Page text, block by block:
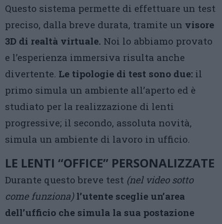
Questo sistema permette di effettuare un test
preciso, dalla breve durata, tramite un visore
3D di realtà virtuale. Noi lo abbiamo provato
e l’esperienza immersiva risulta anche
divertente. Le tipologie di test sono due: il
primo simula un ambiente all’aperto ed è
studiato per la realizzazione di lenti
progressive; il secondo, assoluta novità,
simula un ambiente di lavoro in ufficio.
LE LENTI “OFFICE” PERSONALIZZATE
Durante questo breve test (nel video sotto
come funziona) l’utente sceglie un’area
dell’ufficio che simula la sua postazione